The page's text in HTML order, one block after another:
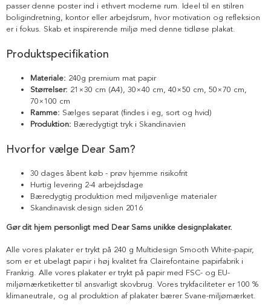
passer denne poster ind i ethvert moderne rum. Ideel til en stilren
boligindretning, kontor eller arbejdsrum, hvor motivation og refleksion
er i fokus. Skab et inspirerende miljø med denne tidløse plakat.
Produktspecifikation
Materiale: 240g premium mat papir
Størrelser: 21×30 cm (A4), 30×40 cm, 40×50 cm, 50×70 cm,
70×100 cm
Ramme: Sælges separat (findes i eg, sort og hvid)
Produktion: Bæredygtigt tryk i Skandinavien
Hvorfor vælge Dear Sam?
30 dages åbent køb - prøv hjemme risikofrit
Hurtig levering 2-4 arbejdsdage
Bæredygtig produktion med miljøvenlige materialer
Skandinavisk design siden 2016
Gør dit hjem personligt med Dear Sams unikke designplakater.
Alle vores plakater er trykt på 240 g Multidesign Smooth White-papir,
som er et ubelagt papir i høj kvalitet fra Clairefontaine papirfabrik i
Frankrig. Alle vores plakater er trykt på papir med FSC- og EU-
miljømærketiketter til ansvarligt skovbrug. Vores trykfaciliteter er 100 %
klimaneutrale, og al produktion af plakater bærer Svane-miljømærket.